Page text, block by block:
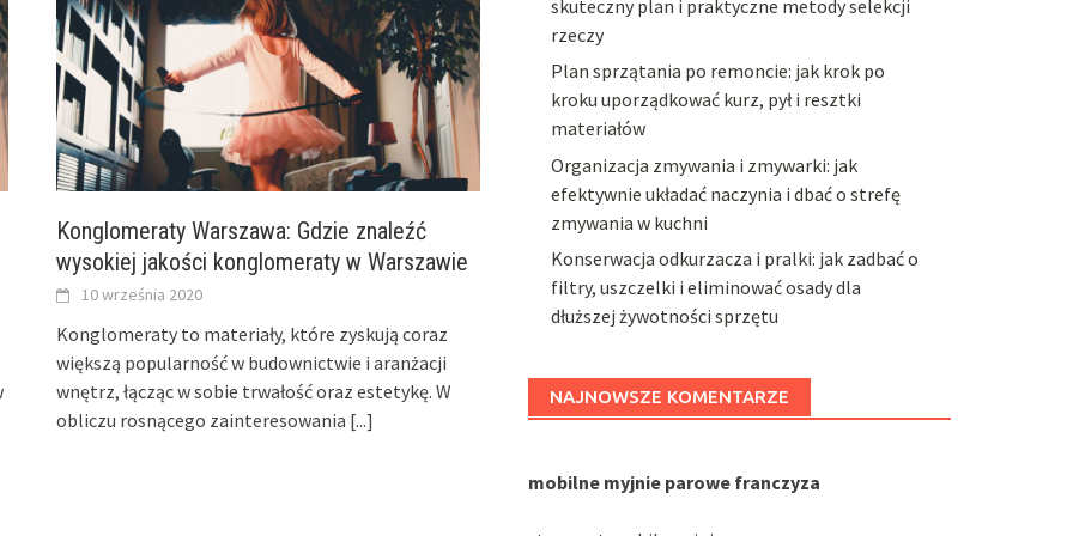
Konglomeraty Warszawa: Gdzie znaleźć
wysokiej jakości konglomeraty w Warszawie
10 września 2020
Konglomeraty to materiały, które zyskują coraz
większą popularność w budownictwie i aranżacji
wnętrz, łącząc w sobie trwałość oraz estetykę. W
obliczu rosnącego zainteresowania [...]
skuteczny plan i praktyczne metody selekcji
rzeczy
Plan sprzątania po remoncie: jak krok po
kroku uporządkować kurz, pył i resztki
materiałów
Organizacja zmywania i zmywarki: jak
efektywnie układać naczynia i dbać o strefę
zmywania w kuchni
Konserwacja odkurzacza i pralki: jak zadbać o
filtry, uszczelki i eliminować osady dla
dłuższej żywotności sprzętu
NAJNOWSZE KOMENTARZE
mobilne myjnie parowe franczyza